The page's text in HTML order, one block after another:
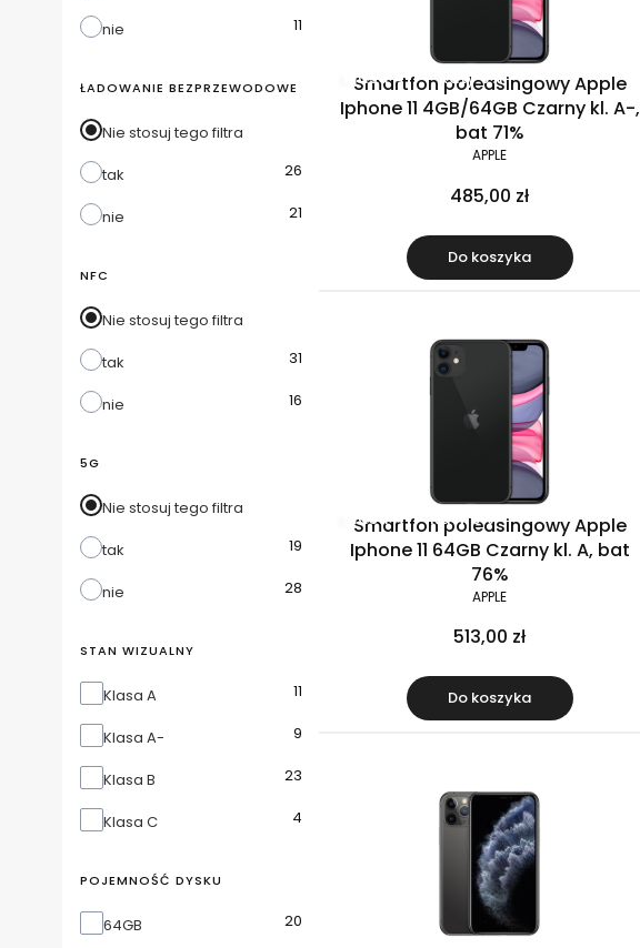
nie 11
ŁADOWANIE BEZPRZEWODOWE
Nie stosuj tego filtra
tak
26
nie 21
NFC
Nie stosuj tego filtra
tak
31
nie 16
5G
Nie stosuj tego filtra
tak
19
nie 28
STAN WIZUALNY
Stan wizualny
Klasa A 11
Klasa A- 9
Klasa B 23
Klasa C 4
POJEMNOŚĆ DYSKU
Pojemność dysku
64GB 20
Klasa A- Raty 0%
Smartfon poleasingowy Apple
Iphone 11 4GB/64GB Czarny kl. A-,
bat 71%
APPLE
485,00 zł
Do koszyka
Klasa A Raty 0%
Smartfon poleasingowy Apple
Iphone 11 64GB Czarny kl. A, bat
76%
APPLE
513,00 zł
Do koszyka